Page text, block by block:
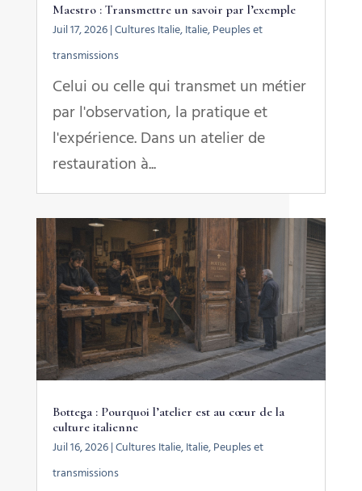
Maestro : Transmettre un savoir par l’exemple
Juil 17, 2026|Cultures Italie,Italie,Peuples et
transmissions
Celui ou celle qui transmet un métier
par l'observation, la pratique et
l'expérience. Dans un atelier de
restauration à...
Bottega : Pourquoi l’atelier est au cœur de la
culture italienne
Juil 16, 2026|Cultures Italie,Italie,Peuples et
transmissions